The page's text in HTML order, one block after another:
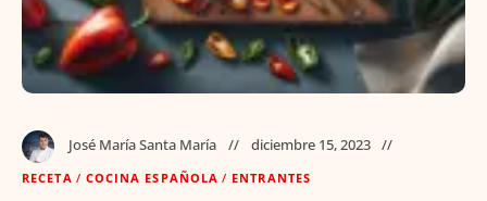
José María Santa María diciembre 15, 2023
RECETA / COCINA ESPAÑOLA / ENTRANTES